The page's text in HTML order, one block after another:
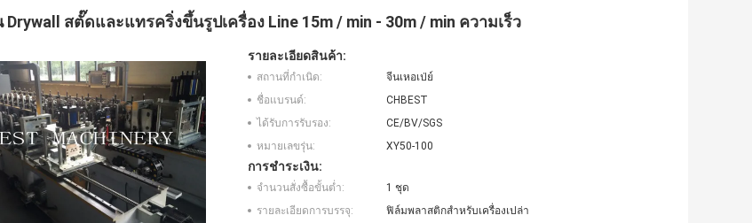
Drywall สตั๊ดและแทรคริ่งขึ้นรูปเครื่อง Line 15m / min - 30m / min ความเร็ว
รายละเอียดสินค้า:
สถานที่กำเนิด:
จีนเหอเป่ย์
ชื่อแบรนด์:
CHBEST
ได้รับการรับรอง:
CE/BV/SGS
หมายเลขรุ่น:
XY50-100
การชำระเงิน:
จำนวนสั่งซื้อขั้นต่ำ:
1 ชุด
รายละเอียดการบรรจุ:
ฟิล์มพลาสติกสำหรับเครื่องเปล่า